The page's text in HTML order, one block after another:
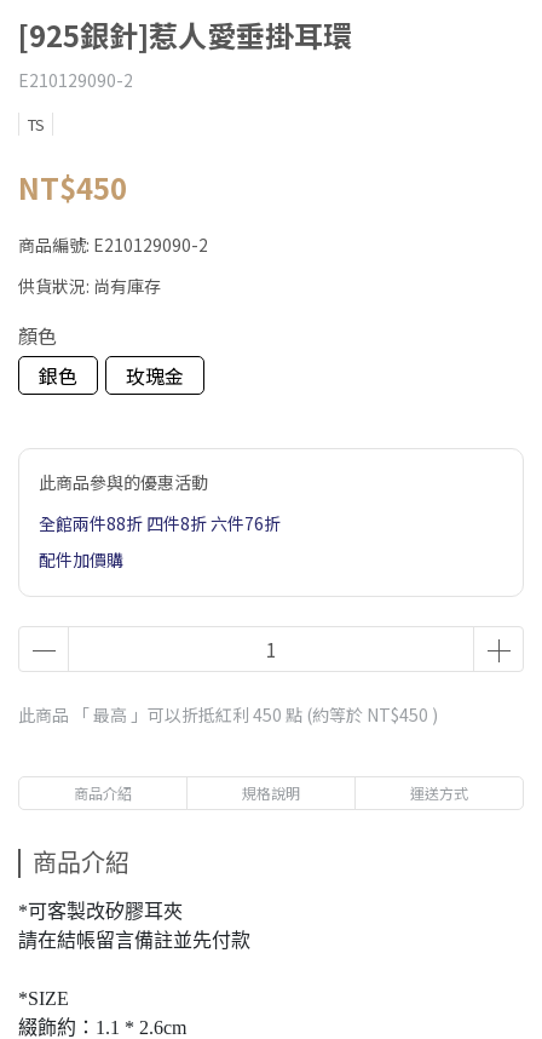
[925銀針]惹人愛垂掛耳環
E210129090-2
TS
NT$450
商品編號: E210129090-2
供貨狀況: 尚有庫存
顏色
銀色
玫瑰金
此商品參與的優惠活動
全館兩件88折 四件8折 六件76折
配件加價購
此商品 「 最高 」可以折抵紅利 450 點 (約等於 NT$450 )
商品介紹 規格說明 運送方式
商品介紹
*可客製改矽膠耳夾
請在結帳留言備註並先付款
*SIZE
綴飾約：1.1 * 2.6cm